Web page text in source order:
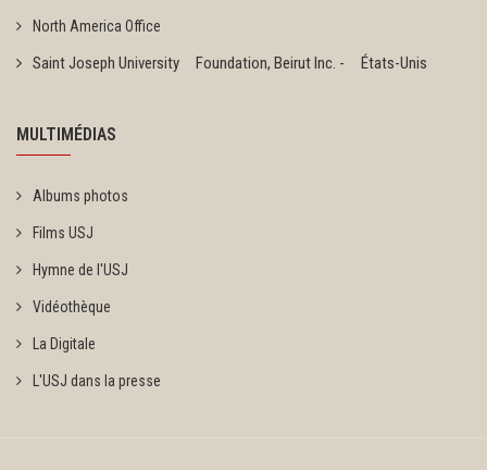
North America Office
Saint Joseph University Foundation, Beirut Inc. - États-Unis
MULTIMÉDIAS
Albums photos
Films USJ
Hymne de l'USJ
Vidéothèque
La Digitale
L'USJ dans la presse